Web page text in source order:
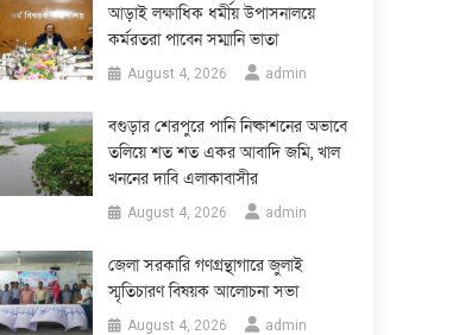
আড়াই লক্ষাধিক ধর্মীয় উপাসনালয়ে
কর্মরতরা পাবেন সম্মানি ভাতা
August 4, 2026 admin
বগুড়ার শেরপুরে পানি নিষ্কাশনের অভাবে
তলিয়ে শত শত একর আবাদি জমি, খাল
খননের দাবি এলাকাবাসীর
August 4, 2026 admin
জেলা সরকারি গণগ্রন্থাগারে জুলাই
স্মৃতিচারণ বিষয়ক আলোচনা সভা
August 4, 2026 admin